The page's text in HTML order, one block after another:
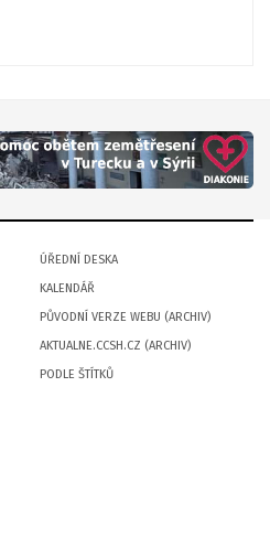
ÚŘEDNÍ DESKA
KALENDÁŘ
PŮVODNÍ VERZE WEBU (ARCHIV)
AKTUALNE.CCSH.CZ (ARCHIV)
PODLE ŠTÍTKŮ